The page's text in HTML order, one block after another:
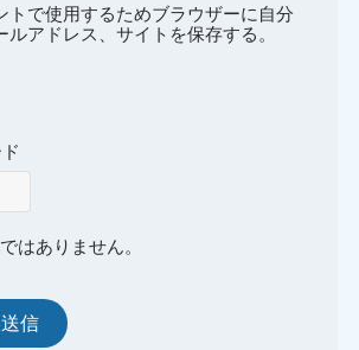
トで使用するためブラウザーに自分
ルアドレス、サイトを保存する。
はありません。